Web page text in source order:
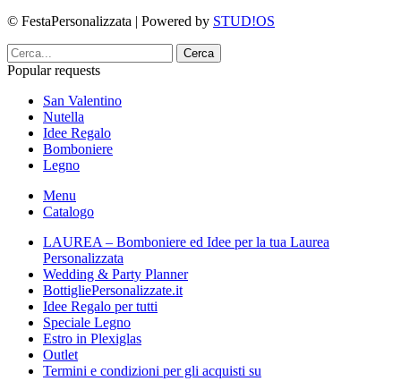
© FestaPersonalizzata | Powered by STUD!OS
Cerca
Popular requests
San Valentino
Nutella
Idee Regalo
Bomboniere
Legno
Menu
Catalogo
LAUREA – Bomboniere ed Idee per la tua Laurea
Personalizzata
Wedding & Party Planner
BottigliePersonalizzate.it
Idee Regalo per tutti
Speciale Legno
Estro in Plexiglas
Outlet
Termini e condizioni per gli acquisti su